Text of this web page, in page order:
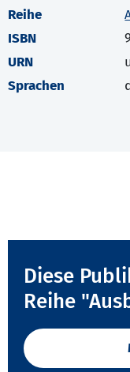
Reihe
ISBN
URN
Sprachen
Diese
Reihe